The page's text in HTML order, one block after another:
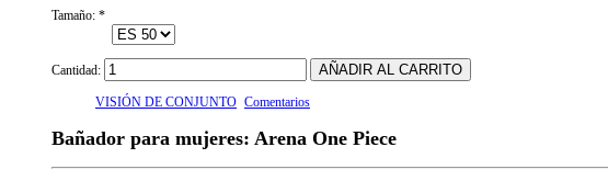
Tamaño: *
Cantidad:
VISIÓN DE CONJUNTO Comentarios
Bañador para mujeres: Arena One Piece